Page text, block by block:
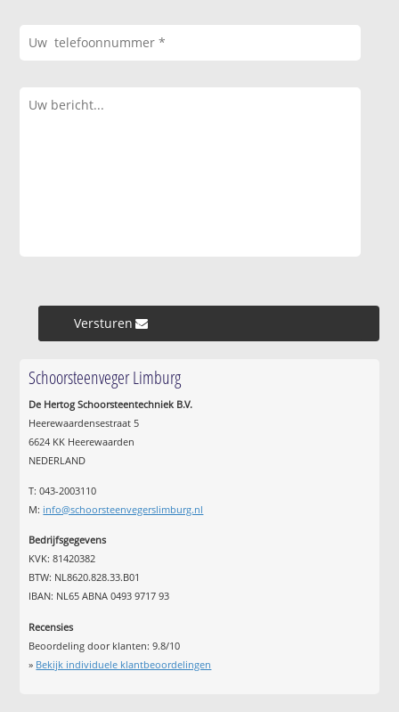
Versturen »
Schoorsteenveger Limburg
De Hertog Schoorsteentechniek B.V.
Heerewaardensestraat 5
6624 KK Heerewaarden
NEDERLAND
T: 043-2003110
M: info@schoorsteenvegerslimburg.nl
Bedrijfsgegevens
KVK: 81420382
BTW: NL8620.828.33.B01
IBAN: NL65 ABNA 0493 9717 93
Recensies
Beoordeling door klanten:9.8/10
» Bekijk individuele klantbeoordelingen